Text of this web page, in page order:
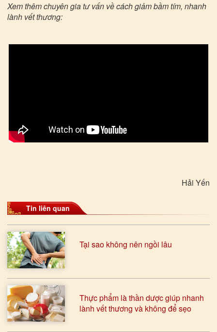
Xem thêm chuyên gia tư vấn về cách giảm bầm tím, nhanh
lành vết thương:
Hải Yến
Tin liên quan
Tại sao không nên ngồi lâu
Thực phẩm là thần dược giúp nhanh
lành vết thương và không để sẹo